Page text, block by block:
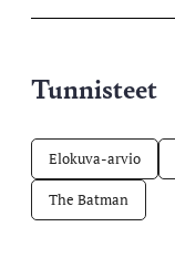
Tunnisteet
Elokuva-arvio
The Batman